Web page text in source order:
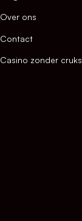
Over ons
Contact
Casino zonder